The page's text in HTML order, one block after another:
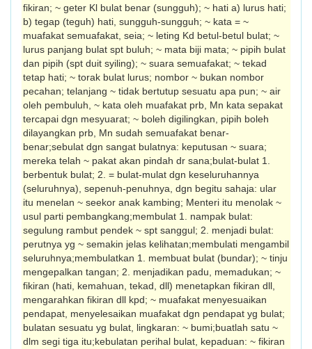
fikiran; ~ geter Kl bulat benar (sungguh); ~ hati a) lurus hati;
b) tegap (teguh) hati, sungguh-sungguh; ~ kata = ~
muafakat semuafakat, seia; ~ leting Kd betul-betul bulat; ~
lurus panjang bulat spt buluh; ~ mata biji mata; ~ pipih bulat
dan pipih (spt duit syiling); ~ suara semuafakat; ~ tekad
tetap hati; ~ torak bulat lurus; nombor ~ bukan nombor
pecahan; telanjang ~ tidak bertutup sesuatu apa pun; ~ air
oleh pembuluh, ~ kata oleh muafakat prb, Mn kata sepakat
tercapai dgn mesyuarat; ~ boleh digilingkan, pipih boleh
dilayangkan prb, Mn sudah semuafakat benar-
benar;sebulat dgn sangat bulatnya: keputusan ~ suara;
mereka telah ~ pakat akan pindah dr sana;bulat-bulat 1.
berbentuk bulat; 2. = bulat-mulat dgn keseluruhannya
(seluruhnya), sepenuh-penuhnya, dgn begitu sahaja: ular
itu menelan ~ seekor anak kambing; Menteri itu menolak ~
usul parti pembangkang;membulat 1. nampak bulat:
segulung rambut pendek ~ spt sanggul; 2. menjadi bulat:
perutnya yg ~ semakin jelas kelihatan;membulati mengambil
seluruhnya;membulatkan 1. membuat bulat (bundar); ~ tinju
mengepalkan tangan; 2. menjadikan padu, memadukan; ~
fikiran (hati, kemahuan, tekad, dll) menetapkan fikiran dll,
mengarahkan fikiran dll kpd; ~ muafakat menyesuaikan
pendapat, menyelesaikan muafakat dgn pendapat yg bulat;
bulatan sesuatu yg bulat, lingkaran: ~ bumi;buatlah satu ~
dlm segi tiga itu;kebulatan perihal bulat, kepaduan: ~ fikiran